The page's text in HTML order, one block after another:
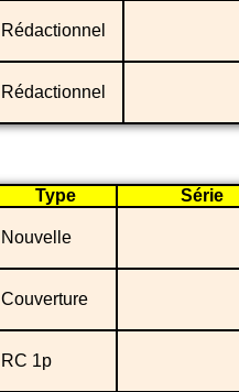
Rédactionnel
Rédactionnel
Type Série
Nouvelle
Couverture
RC 1p